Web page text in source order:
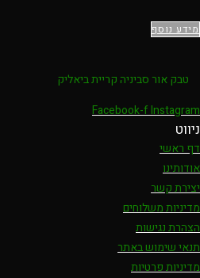
מידע נוסף
טבק אור סביניה קריית ביאליק
Facebook-fInstagram
ניווט
דף ראשי
אודותינו
יצירת קשר
מדיניות משלוחים
הצהרת נגישות
תנאי שימוש באתר
מדיניות פרטיות